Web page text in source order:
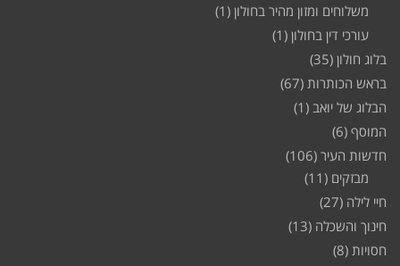
משלוחים ומזון מהיר בחולון (1)
עורכי דין בחולון (1)
בלוג חולון (35)
בראש הכותרות (67)
הבלוג של יואב (1)
המוסף (6)
חדשות העיר (106)
מבזקים (11)
חיי לילה (27)
חינוך והשכלה (13)
חסויות (8)